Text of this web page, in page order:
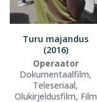
Turu majandus
(2016)
Operaator
Dokumentaalfilm,
Teleseriaal,
Olukirjeldusfilm, Film